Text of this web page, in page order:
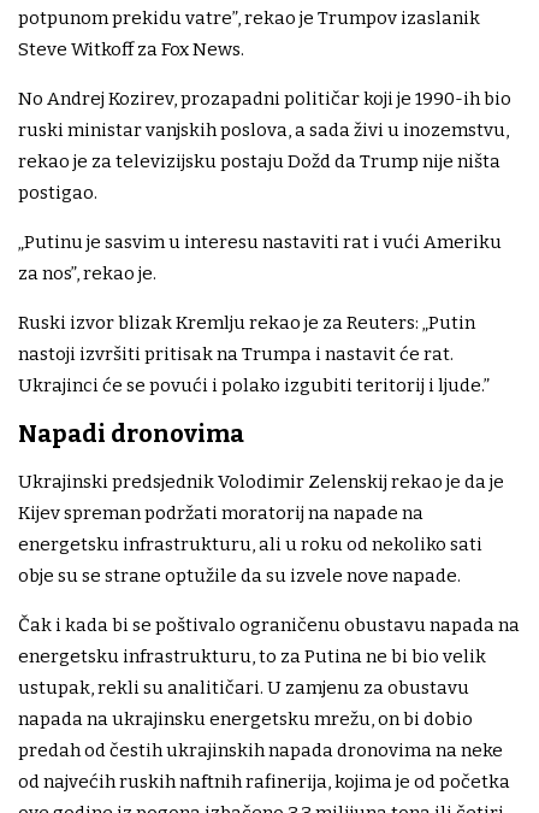
potpunom prekidu vatre”, rekao je Trumpov izaslanik
Steve Witkoff za Fox News.
No Andrej Kozirev, prozapadni političar koji je 1990-ih bio
ruski ministar vanjskih poslova, a sada živi u inozemstvu,
rekao je za televizijsku postaju Dožd da Trump nije ništa
postigao.
„Putinu je sasvim u interesu nastaviti rat i vući Ameriku
za nos”, rekao je.
Ruski izvor blizak Kremlju rekao je za Reuters: „Putin
nastoji izvršiti pritisak na Trumpa i nastavit će rat.
Ukrajinci će se povući i polako izgubiti teritorij i ljude.”
Napadi dronovima
Ukrajinski predsjednik Volodimir Zelenskij rekao je da je
Kijev spreman podržati moratorij na napade na
energetsku infrastrukturu, ali u roku od nekoliko sati
obje su se strane optužile da su izvele nove napade.
Čak i kada bi se poštivalo ograničenu obustavu napada na
energetsku infrastrukturu, to za Putina ne bi bio velik
ustupak, rekli su analitičari. U zamjenu za obustavu
napada na ukrajinsku energetsku mrežu, on bi dobio
predah od čestih ukrajinskih napada dronovima na neke
od najvećih ruskih naftnih rafinerija, kojima je od početka